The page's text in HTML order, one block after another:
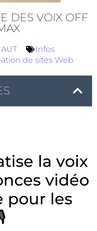
DES VOIX OFF
Infos
de sites Web
la voix
vidéo
pour les